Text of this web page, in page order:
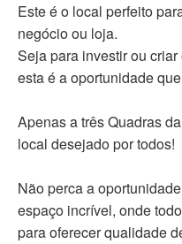
Este é o local perfeito
negócio ou loja.
Seja para investir ou
esta é a oportunidade
Apenas a três Quadras
local desejado por todos!
Não perca a
espaço incrível, onde
para oferecer qualidade